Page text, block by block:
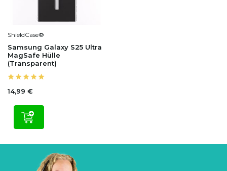
ShieldCase®
Samsung Galaxy S25 Ultra
MagSafe Hülle
(Transparent)
14,99 €